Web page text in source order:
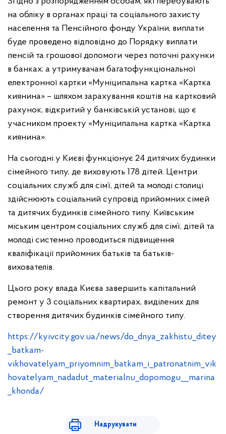
на обліку в органах праці та соціального захисту
населення та Пенсійного фонду України, виплати
буде проведено відповідно до Порядку виплати
пенсій та грошової допомоги через поточні рахунки
в банках; а утримувачам багатофункціональної
електронної картки «Муніципальна картка «Картка
киянина» – шляхом зарахування коштів на картковий
рахунок, відкритий у банківській установі, що є
учасником проекту «Муніципальна картка «Картка
киянина».
На сьогодні у Києві функціонує 24 дитячих будинки
сімейного типу, де виховують 178 дітей. Центри
соціальних служб для сім’ї, дітей та молоді столиці
здійснюють соціальний супровід прийомних сімей
та дитячих будинків сімейного типу. Київським
міським центром соціальних служб для сім’ї, дітей та
молоді системно проводиться підвищення
кваліфікації прийомних батьків та батьків-
вихователів.
Цього року влада Києва завершить капітальний
ремонт у 3 соціальних квартирах, виділених для
створення дитячих будинків сімейного типу.
https://kyivcity.gov.ua/news/do_dnya_zakhistu_ditey
_batkam-
vikhovatelyam_priyomnim_batkam_i_patronatnim_vik
hovatelyam_nadadut_materialnu_dopomogu__marina
_khonda/
Надрукувати